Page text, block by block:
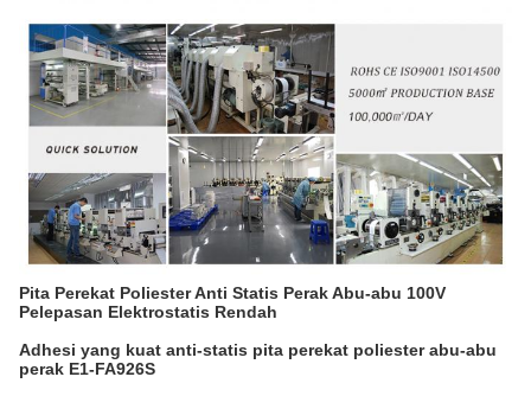
Pita Perekat Poliester Anti Statis Perak Abu-abu 100V
Pelepasan Elektrostatis Rendah
Adhesi yang kuat anti-statis pita perekat poliester abu-abu
perak E1-FA926S